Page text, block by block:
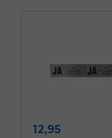
Prijs
12,95